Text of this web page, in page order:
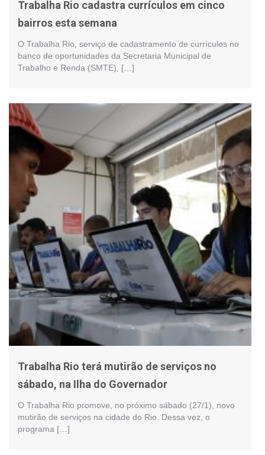
Trabalha Rio cadastra currículos em cinco
bairros esta semana
O Trabalha Rio, serviço de cadastramento de currículos no
banco de oportunidades da Secretaria Municipal de
Trabalho e Renda (SMTE), […]
Trabalha Rio terá mutirão de serviços no
sábado, na Ilha do Governador
O Trabalha Rio promove, no próximo sábado (27/1), novo
mutirão de serviços na cidade do Rio. Dessa vez, o
programa […]